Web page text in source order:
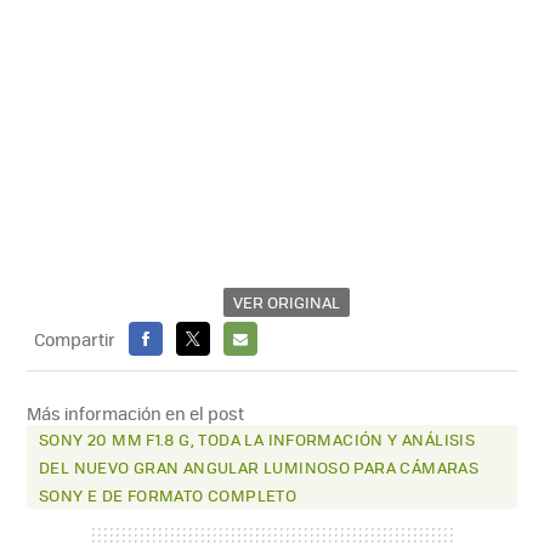
VER ORIGINAL
Compartir
FACEBOOK
X
E-
MAIL
Más información en el post
SONY 20 MM F1.8 G, TODA LA INFORMACIÓN Y ANÁLISIS
DEL NUEVO GRAN ANGULAR LUMINOSO PARA CÁMARAS
SONY E DE FORMATO COMPLETO